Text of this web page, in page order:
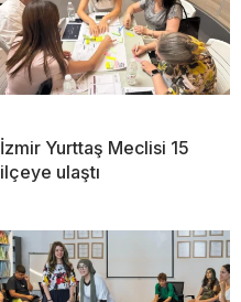
İzmir Yurttaş Meclisi 15
ilçeye ulaştı